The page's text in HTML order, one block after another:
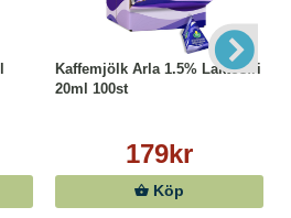
Kaffemjölk Arla 1.5% Laktosfri
20ml 100st
179kr
Köp